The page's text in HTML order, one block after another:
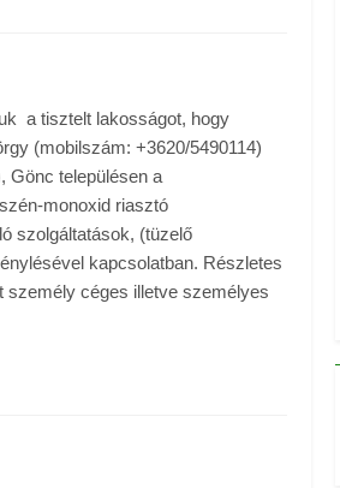
a tisztelt lakosságot, hogy
(mobilszám: +3620/5490114)
Gönc településen a
monoxid riasztó
szolgáltatások, (tüzelő
kapcsolatban. Részletes
céges illetve személyes